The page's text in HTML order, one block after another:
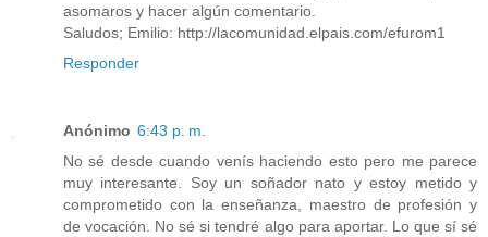
asomaros y hacer algún comentario.
Saludos; Emilio: http://lacomunidad.elpais.com/efurom1
Responder
Anónimo 6:43 p. m.
No sé desde cuando venís haciendo esto pero me parece
muy interesante. Soy un soñador nato y estoy metido y
comprometido con la enseñanza, maestro de profesión y
de vocación. No sé si tendré algo para aportar. Lo que sí sé